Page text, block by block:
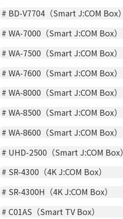
# BD-V7704（Smart J:COM Box）
#WA-7000（Smart J:COM Box）
#WA-7500（Smart J:COM Box）
#WA-7600（Smart J:COM Box）
#WA-8000（Smart J:COM Box）
#WA-8500（Smart J:COM Box）
#WA-8600（Smart J:COM Box）
# UHD-2500（Smart J:COM Box）
# SR-4300（4K J:COM Box）
# SR-4300H（4K J:COM Box）
#C01AS（Smart TV Box）